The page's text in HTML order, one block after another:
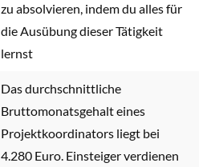
zu absolvieren, indem du alles für
die Ausübung dieser Tätigkeit
lernst
Das durchschnittliche
Bruttomonatsgehalt eines
Projektkoordinators liegt bei
4.280 Euro. Einsteiger verdienen